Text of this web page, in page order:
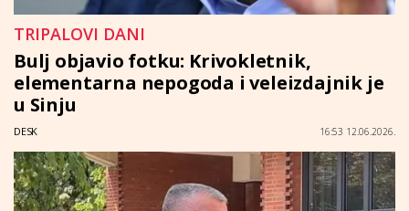
TRIPALOVI DANI
Bulj objavio fotku: Krivokletnik,
elementarna nepogoda i veleizdajnik je
u Sinju
DESK 16:53 12.06.2026.